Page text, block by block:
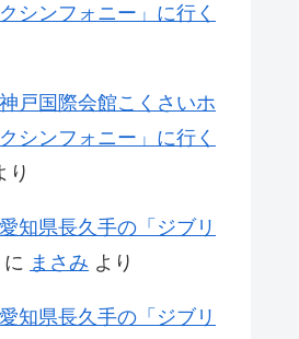
シンフォニー」に行く
戸国際会館こくさいホ
シンフォニー」に行く
り
知県長久手の「ジブリ
に まさみ より
知県長久手の「ジブリ